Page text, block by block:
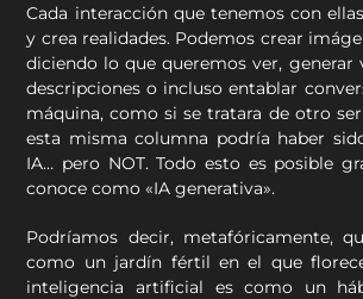
Cada interacción que tenemos con
y crea realidades. Podemos crear
diciendo lo que queremos ver, generar
descripciones o incluso entablar
máquina, como si se tratara de otro
esta misma columna podría haber
IA… pero NOT. Todo esto es posible
conoce como «IA generativa».
Podríamos decir, metafóricamente,
como un jardín fértil en el que
inteligencia artificial es como un